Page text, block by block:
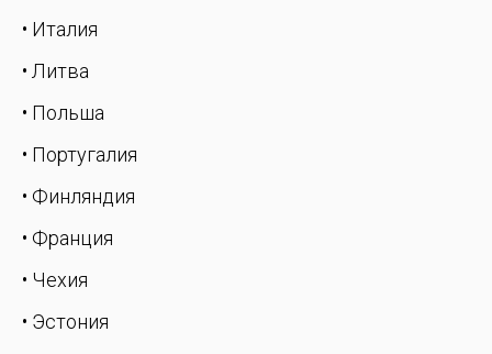
• Италия
• Литва
• Польша
• Португалия
• Финляндия
• Франция
• Чехия
• Эстония